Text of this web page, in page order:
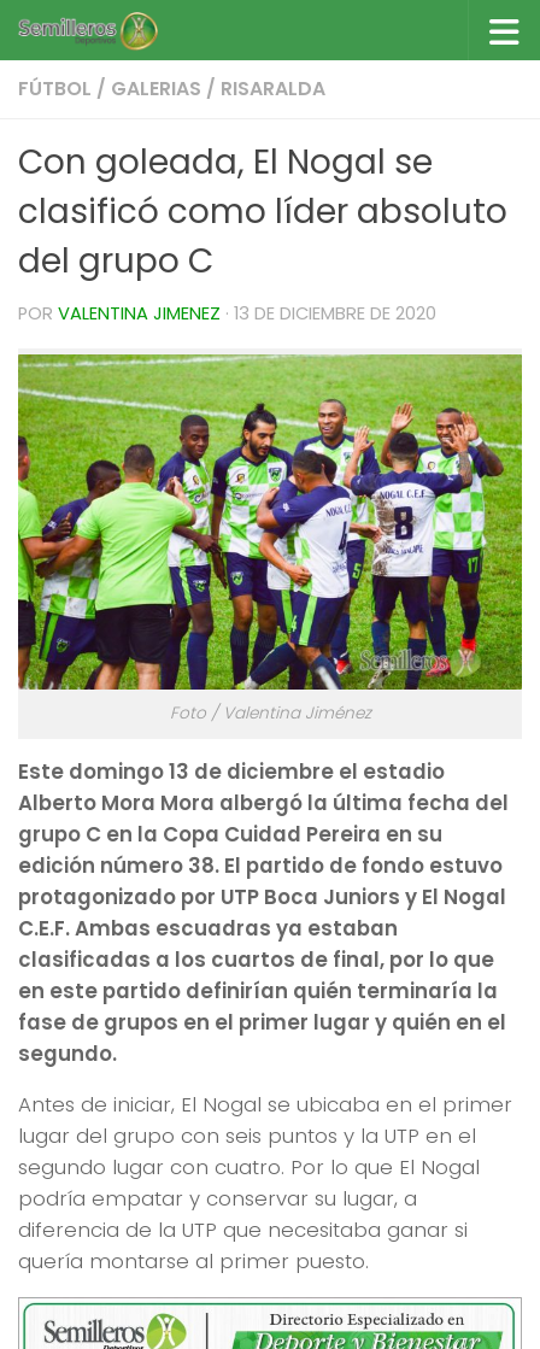
Saltar al contenido
FÚTBOL / GALERIAS / RISARALDA
Con goleada, El Nogal se
clasificó como líder absoluto
del grupo C
POR VALENTINA JIMENEZ · 13 DE DICIEMBRE DE 2020
Foto / Valentina Jiménez
Este domingo 13 de diciembre el estadio
Alberto Mora Mora albergó la última fecha del
grupo C en la Copa Cuidad Pereira en su
edición número 38. El partido de fondo estuvo
protagonizado por UTP Boca Juniors y El Nogal
C.E.F. Ambas escuadras ya estaban
clasificadas a los cuartos de final, por lo que
en este partido definirían quién terminaría la
fase de grupos en el primer lugar y quién en el
segundo.
Antes de iniciar, El Nogal se ubicaba en el primer
lugar del grupo con seis puntos y la UTP en el
segundo lugar con cuatro. Por lo que El Nogal
podría empatar y conservar su lugar, a
diferencia de la UTP que necesitaba ganar si
quería montarse al primer puesto.